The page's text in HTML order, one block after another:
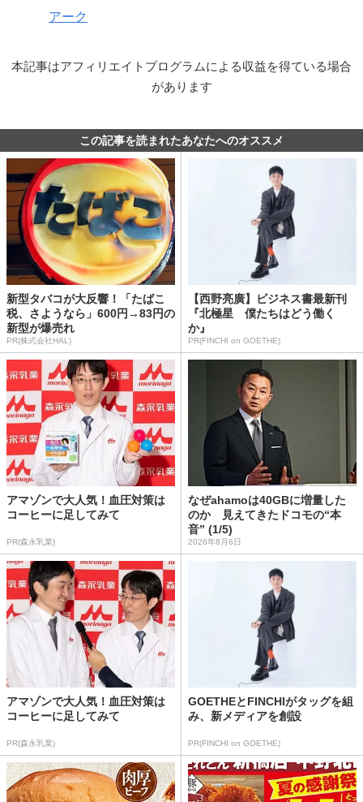
アーク
本記事はアフィリエイトプログラムによる収益を得ている場合
があります
この記事を読まれたあなたへのオススメ
新型タバコが大反響！「たばこ
税、さようなら」600円→83円の
新型が爆売れ
PR(株式会社HAL)
【西野亮廣】ビジネス書最新刊
『北極星 僕たちはどう働く
か』
PR(FINCHI on GOETHE)
アマゾンで大人気！血圧対策は
コーヒーに足してみて
PR(森永乳業)
なぜahamoは40GBに増量した
のか 見えてきたドコモの“本
音” (1/5)
2026年8月6日
アマゾンで大人気！血圧対策は
コーヒーに足してみて
PR(森永乳業)
GOETHEとFINCHIがタッグを組
み、新メディアを創設
PR(FINCHI on GOETHE)